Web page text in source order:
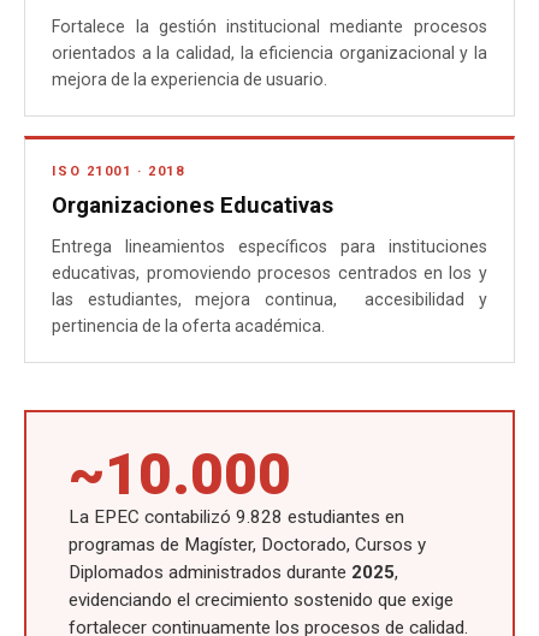
Fortalece la gestión institucional mediante procesos
orientados a la calidad, la eficiencia organizacional y la
mejora de la experiencia de usuario.
ISO 21001 · 2018
Organizaciones Educativas
Entrega lineamientos específicos para instituciones
educativas, promoviendo procesos centrados en los y
las estudiantes, mejora continua, accesibilidad y
pertinencia de la oferta académica.
~10.000
La EPEC contabilizó 9.828 estudiantes en
programas de Magíster, Doctorado, Cursos y
Diplomados administrados durante 2025,
evidenciando el crecimiento sostenido que exige
fortalecer continuamente los procesos de calidad.